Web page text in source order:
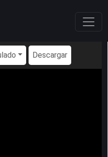
Descargar